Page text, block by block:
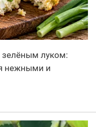
луком:
нежными и